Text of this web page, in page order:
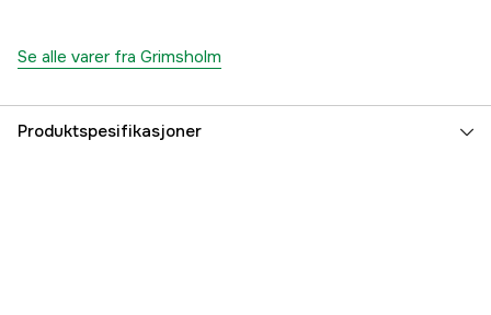
Se alle varer fra Grimsholm
Produktspesifikasjoner